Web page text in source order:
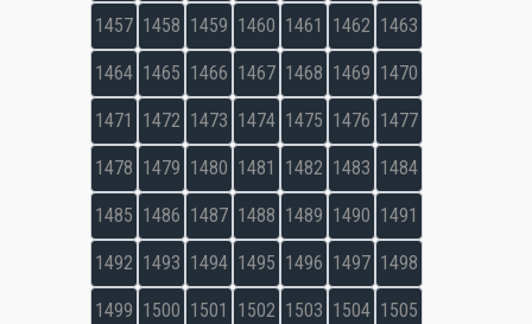
1457 1458 1459 1460 1461 1462 1463
1464 1465 1466 1467 1468 1469 1470
1471 1472 1473 1474 1475 1476 1477
1478 1479 1480 1481 1482 1483 1484
1485 1486 1487 1488 1489 1490 1491
1492 1493 1494 1495 1496 1497 1498
1499 1500 1501 1502 1503 1504 1505